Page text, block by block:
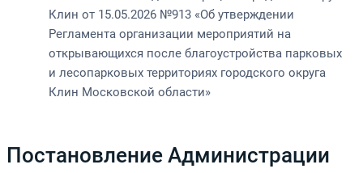
Клин от 15.05.2026 №913 «Об утверждении
Регламента организации мероприятий на
открывающихся после благоустройства парковых
и лесопарковых территориях городского округа
Клин Московской области»
Постановление Администрации